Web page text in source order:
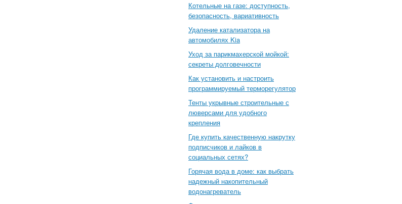
Котельные на газе: доступность,
безопасность, вариативность
Удаление катализатора на
автомобилях Kia
Уход за парикмахерской мойкой:
секреты долговечности
Как установить и настроить
программируемый терморегулятор
Тенты укрывные строительные с
люверсами для удобного
крепления
Где купить качественную накрутку
подписчиков и лайков в
социальных сетях?
Горячая вода в доме: как выбрать
надежный накопительный
водонагреватель